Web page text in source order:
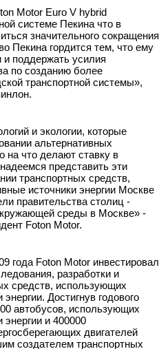
Motor Euro V hybrid
системе Пекина что в
значительного сокращения
Пекина гордится тем, что ему
и поддержать усилия
по созданию более
транспортной системы»,
и экологии, которые
альтернативных
на что делают ставку в
представить эти
транспортных средств,
источники энергии Москве
правительства столиц -
среды в Москве» -
Foton Motor.
года Foton Motor инвестировал
разработки и
средств, использующих
Достигнув годового
автобусов, использующих
энергии и 400000
двигателей
создателем транспортных